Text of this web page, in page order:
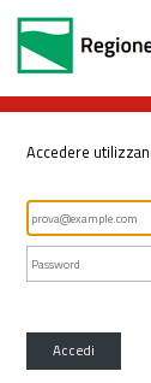
Accedere
Accedi